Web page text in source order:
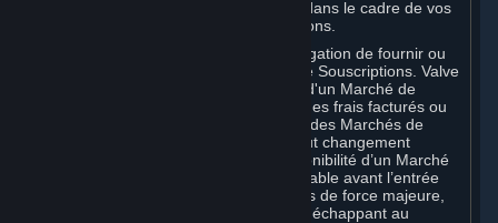
votre responsabilité dans ce domaine dans le cadre de vos
activités sur les Marchés de Souscriptions.
Vous convenez que Valve n’a pas l’obligation de fournir ou
de maintenir un quelconque Marché de Souscriptions. Valve
peut décider de cesser les opérations d'un Marché de
Souscriptions, de changer le montant des frais facturés ou
de modifier les conditions ou fonctions des Marchés de
Souscriptions. Vous serez notifié de tout changement
substantiel aux conditions ou à la disponibilité d’un Marché
de Souscriptions dans un délai raisonnable avant l’entrée
en vigueur du changement, sauf en cas de force majeure,
faute du Souscripteur, ou fait d’un tiers échappant au